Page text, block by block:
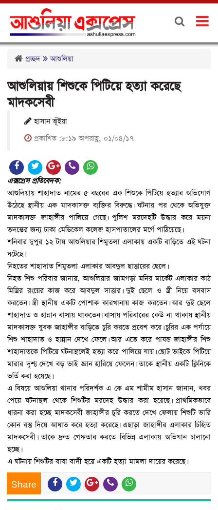
প্রচ্ছদ আশুলিয়া
আশুলিয়ায় শিশুকে পিটিয়ে হত্যা করেছে
মাদকসেবী
হাসান ভূঁইয়া
প্রকাশিত :৮:১৯ অপরাহ্ণ, ০১/০৪/১৭
এক্সপ্রেস প্রতিবেদক:
আশুলিয়ায় শাহাদাত নামের ৫ বছরের এক শিশুকে পিটিয়ে হত্যার অভিযোগ
উঠেছে স্থানীয় এক মাদকাসক্ত ব্যক্তির বিরুদ্ধে। ঘটনার পর থেকে অভিযুক্ত
মাদকাসক্ত জাহাঙ্গীর পালিয়ে গেছে। পুলিশ মরদেহটি উদ্ধার করে ময়না
তদন্তের জন্য ঢাকা মেডিকেল কলেজ হাসপাতালের মর্গে পাঠিয়েছে।
শনিবার দুপুর ১২ টায় আশুলিয়ার শিমুতলা এলাকায় একটি বাড়িতে এই ঘটনা
ঘটেছে।
নিহতের শাহাদাত শিমুতলা এলাকার আবদুল ছাত্তারের ছেলে।
নিহত শিশু পরিবার জানায়, আশুলিয়ার জামগড়া মনির মার্কেট এলাকার কাঠ
মিস্ত্রির রংয়ের কাজ করে আবদুল সাত্তার। দুই ছেলে ও স্ত্রী নিয়ে বসবাস
করতেন। স্ত্রী স্থানীয় একটি পোশাক কারখানায় কাজ করতেন। আর দুই ছেলে
শাহাদাত ও হান্নান বাসায় থাকতেন। বাসায় পরিবারের কেউ না থাকায় স্থানীয়
মাদকাসক্ত যুবক জাহাঙ্গীর বাড়িতে চুরি করতে প্রবেশ করে। চুরির এক পর্যায়ে
শিশু শাহাদাত ও হান্নান দেখে ফেলে। আর এতে করে পাষন্ড জাহাঙ্গীর শিশু
শাহাদাতকে পিটিয়ে ঘটনাস্থলেই হত্যা করে পালিয়ে যায়। ছোট ভাইকে পিটিয়ে
মারার দৃশ্য দেখে বড় ভাই জ্ঞান হারিয়ে ফেলেন। তাকে স্থানীয় একটি ক্লিনিকে
ভর্তি করা হয়েছে।
এ বিষয়ে আশুলিয়া থানার পরিদর্শক এ কে এম শামীম হাসান জানান, খবর
পেয়ে ঘটনাস্থল থেকে শিশুটির মরদেহ উদ্ধার করা হয়েছে। প্রাথমিকভাবে
ধারনা করা হচ্ছে মাদকসেবী জাহাঙ্গীর চুরি করতে দেখে ফেলায় শিশুটি ভারি
কোন বস্তু দিয়ে আঘাত করে হত্যা করেছে। এছাড়া জাহাঙ্গীর এলাকার চিহিৃত
মাদকসেবী। তাকে দ্রুত গেফতার করতে বিভিন্ন এলাকায় অভিযান চালানো
হচ্ছে।
এ ঘটনায় শিশুটির বাবা বাদী হয়ে একটি হত্যা মামলা দায়ের করেছে।
Share